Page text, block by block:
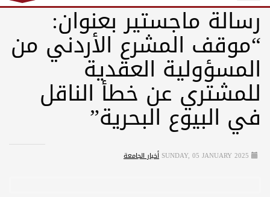
رسالة ماجستير بعنوان:
“موقف المشرع الأردني من
المسؤولية العقدية
للمشتري عن خطأ الناقل
في البيوع البحرية”
SUNDAY, 05 JANUARY 2025 أخبار الجامعة